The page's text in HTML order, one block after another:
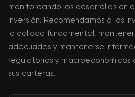
monitoreando los desarrollos en
inversión. Recomendamos a los
la calidad fundamental,
adecuadas y mantenerse
regulatorios y
sus carteras.